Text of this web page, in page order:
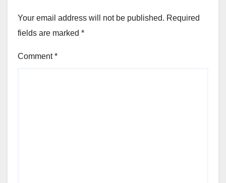
Your email address will not be published. Required
fields are marked *
Comment*